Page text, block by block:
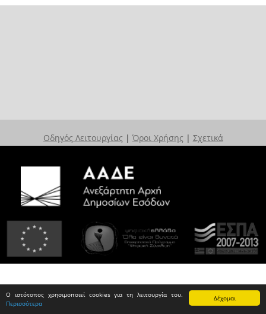
Δέχομαι
Ο ιστότοπος χρησιμοποιεί cookies για τη λειτουργία του.
Περισσότερα
Οδηγός Λειτουργίας | Όροι Χρήσης | Σχετικά